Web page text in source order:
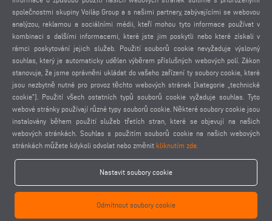
POUŽITÉ FOTOGRAFIE
OCHRANA OSOBNÍCH ÚDAJŮ
OCHRANA OSOBNÍCH ÚDAJŮ MEZINÁRODNĚ
VŠEOBECNÉ PODMÍNKY PRODEJE
DOHODA O DÁLKOVÉ ÚDRŽBĚ
NASTAVENÍ COOKIES
KODEX CHOVÁNÍ DODAVATELŮ
elumatec AG - Pinacher Straße 61 - 75417 Mühlacker - Germany - Phone+49 7041-14 0
-mail@elumatec.com
elumatec AG infocenter - Lugwaldstraße 20 - 75417 Mühlacker - Germany
společnostmi skupiny Voilàp Group a s našimi partnery, zabývajícími se webovou
analýzou, reklamou a sociálními médii, kteří mohou tyto informace používat v
kombinaci s dalšími informacemi, které jste jim poskytli nebo které získali v
rámci poskytování jejich služeb. Použití souborů cookie nevyžaduje výslovný
souhlas, který je automaticky udělen výběrem příslušných webových polí. Zákon
stanovuje, že jsme oprávněni ukládat do vašeho zařízení ty soubory cookie, které
jsou nezbytně nutné pro provoz těchto webových stránek [kategorie „technické
cookie”]. Použití všech ostatních typů souborů cookie vyžaduje souhlas. Tyto
webové stránky používají různé typy souborů cookie. Některé soubory cookie jsou
instalovány během použití služeb třetích stran, které se objevují na našich
webových stránkách. Souhlas s použitím souborů cookie na našich webových
stránkách můžete kdykoli odvolat nebo změnit kliknutím zde.
Nastavit soubory cookie
Odmítnout soubory cookie